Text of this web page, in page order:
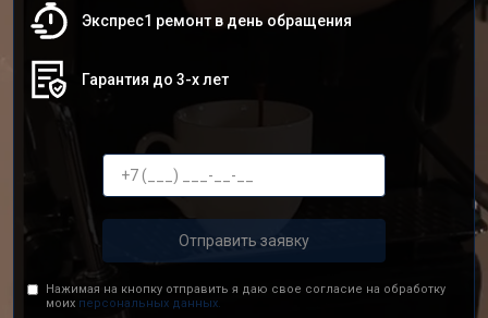
Экспрес1 ремонт в день обращения
Гарантия до 3-х лет
Отправить заявку
Нажимая на кнопку отправить я даю свое согласие на обработку
моих персональных данных.